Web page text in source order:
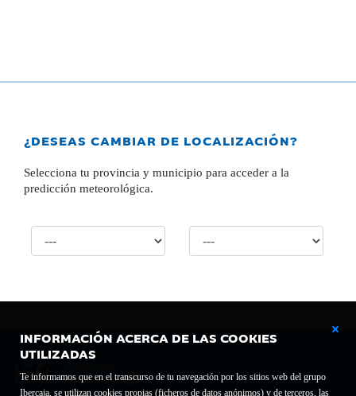
INFORMACIÓN ACERCA DE LAS COOKIES
UTILIZADAS
Te informamos que en el transcurso de tu navegación por los sitios web del grupo
Ibercaja, se utilizan cookies propias (ficheros de datos anónimos) y de terceros, las
¿DESEAS CAMBIAR DE LOCALIZACIÓN?
Selecciona tu provincia y municipio para acceder a la
predicción meteorológica.